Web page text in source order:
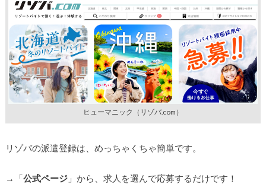
ヒューマニック（リゾバ.com）
リゾバの派遣登録は、めっちゃくちゃ簡単です。
→「公式ページ」から、求人を選んで応募するだけです！